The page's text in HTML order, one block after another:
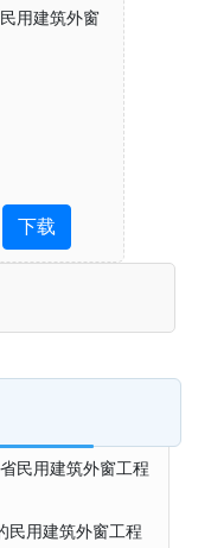
用建筑外窗
下载
民用建筑外窗工程
民用建筑外窗工程